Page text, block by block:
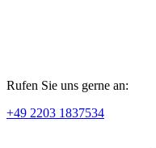
Rufen Sie uns gerne an:
+49 2203 1837534